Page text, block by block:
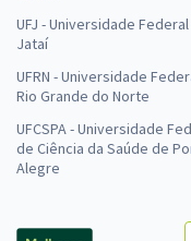
UFJ - Universidade
Jataí
UFRN - Universidade
Rio Grande do Norte
UFCSPA - Universidade
de Ciência da Saúde de
Alegre